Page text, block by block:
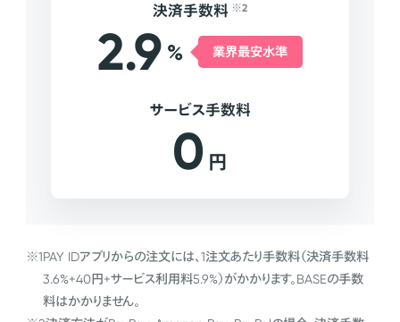
決済手数料 ※2
2.9 % 業界最安水準
サービス手数料
0 円
※1PAY IDアプリからの注文には、1注文あたり手数料（決済手数料
3.6%+40円+サービス利用料5.9%）がかかります。BASEの手数
料はかかりません。